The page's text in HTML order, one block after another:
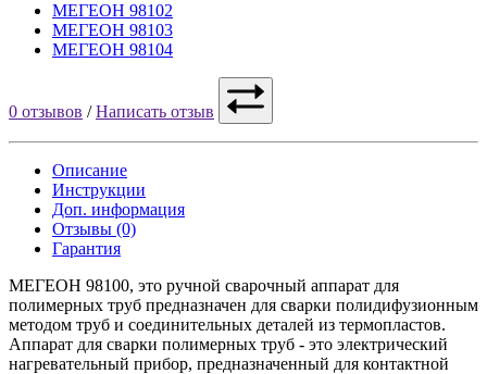
МЕГЕОН 98102
МЕГЕОН 98103
МЕГЕОН 98104
0 отзывов /Написать отзыв
Описание
Инструкции
Доп. информация
Отзывы (0)
Гарантия
МЕГЕОН 98100, это ручной сварочный аппарат для
полимерных труб предназначен для сварки полидифузионным
методом труб и соединительных деталей из термопластов.
Аппарат для сварки полимерных труб - это электрический
нагревательный прибор, предназначенный для контактной